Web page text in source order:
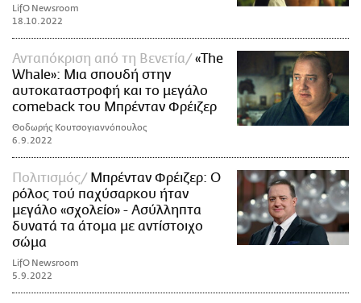
LifO Newsroom
18.10.2022
Ανταπόκριση από τη Βενετία
«The
Whale»: Μια σπουδή στην
αυτοκαταστροφή και το μεγάλο
comeback του Μπρένταν Φρέιζερ
Θοδωρής Κουτσογιαννόπουλος
6.9.2022
Πολιτισμός
Μπρένταν Φρέιζερ: Ο
ρόλος τού παχύσαρκου ήταν
μεγάλο «σχολείο» - Ασύλληπτα
δυνατά τα άτομα με αντίστοιχο
σώμα
LifO Newsroom
5.9.2022